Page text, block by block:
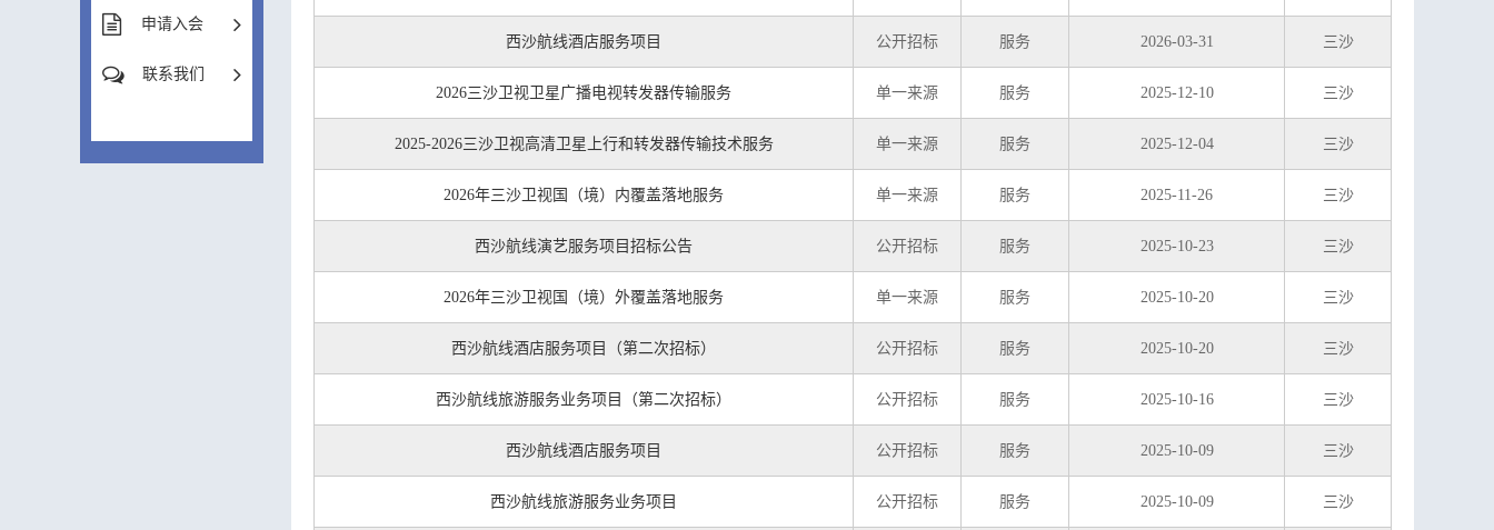
申请入会
联系我们
西沙航线酒店服务项目 公开招标 服务 2026-03-31 三沙
2026三沙卫视卫星广播电视转发器传输服务 单一来源 服务 2025-12-10 三沙
2025-2026三沙卫视高清卫星上行和转发器传输技术服务 单一来源 服务 2025-12-04 三沙
2026年三沙卫视国（境）内覆盖落地服务 单一来源 服务 2025-11-26 三沙
西沙航线演艺服务项目招标公告 公开招标 服务 2025-10-23 三沙
2026年三沙卫视国（境）外覆盖落地服务 单一来源 服务 2025-10-20 三沙
西沙航线酒店服务项目（第二次招标） 公开招标 服务 2025-10-20 三沙
西沙航线旅游服务业务项目（第二次招标） 公开招标 服务 2025-10-16 三沙
西沙航线酒店服务项目 公开招标 服务 2025-10-09 三沙
西沙航线旅游服务业务项目 公开招标 服务 2025-10-09 三沙